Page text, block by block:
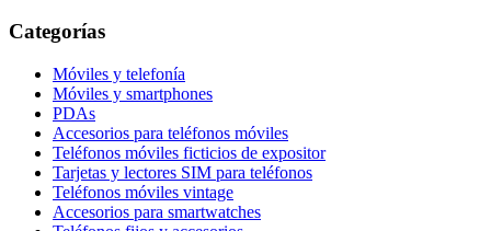
Categorías
Móviles y telefonía
Móviles y smartphones
PDAs
Accesorios para teléfonos móviles
Teléfonos móviles ficticios de expositor
Tarjetas y lectores SIM para teléfonos
Teléfonos móviles vintage
Accesorios para smartwatches